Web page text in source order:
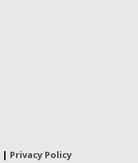
| Privacy Policy